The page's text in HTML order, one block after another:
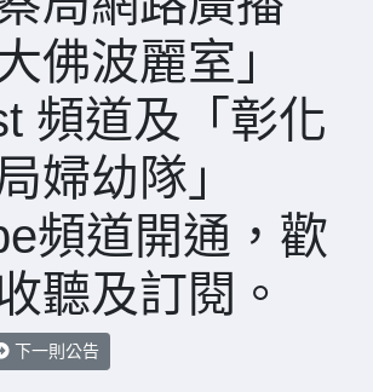
佛波麗室」
頻道及「彰化
婦幼隊」
頻道開通，歡
聽及訂閱。
下一則公告